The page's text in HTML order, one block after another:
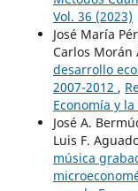
Vol. 36 (2023)
José María
Carlos Morán
desarrollo
2007-2012 ,
Economía y
José A.
Luis F.
música